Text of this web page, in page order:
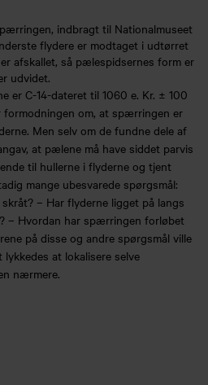
indbragt til Nationalmuseet
flydere er modtaget i udtørret
afskallet, så pælespidsernes form er
udvidet.
er C-14-dateret til 1060 e. Kr. ± 100
om, at spærringen er
Men selv om de fundne dele af
at pælene må have siddet parvis
til hullerne i flyderne og tjent
mange ubesvarede spørgsmål:
– Har flyderne ligget på langs
– Hvordan har spærringen forløbet
på disse og andre spørgsmål ville
at lokalisere selve
nærmere.